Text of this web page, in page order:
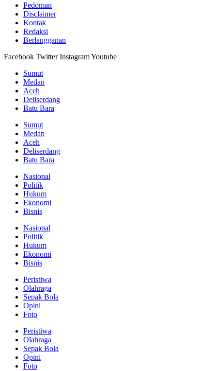
Pedoman
Disclaimer
Kontak
Redaksi
Berlangganan
Facebook Twitter InstagramYoutube
Sumut
Medan
Aceh
Deliserdang
Batu Bara
Sumut
Medan
Aceh
Deliserdang
Batu Bara
Nasional
Politik
Hukum
Ekonomi
Bisnis
Nasional
Politik
Hukum
Ekonomi
Bisnis
Peristiwa
Olahraga
Sepak Bola
Opini
Foto
Peristiwa
Olahraga
Sepak Bola
Opini
Foto